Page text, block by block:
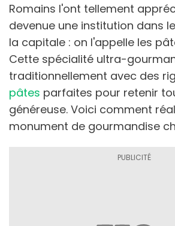
Romains l'ont tellement
devenue une institution dans
la capitale : on l'appelle les
Cette spécialité ultra-
traditionnellement avec des
pâtes parfaites pour retenir
généreuse. Voici comment
monument de gourmandise